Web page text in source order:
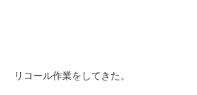
リコール作業をしてきた。